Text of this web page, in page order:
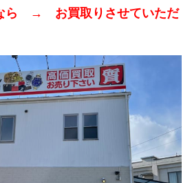
ら → お買取りさせていただ